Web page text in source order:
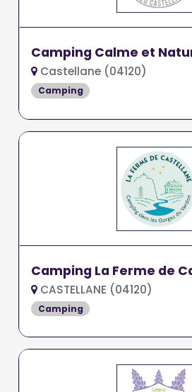
Camping Calme et
Castellane (04120)
Camping
Camping La Ferme de
CASTELLANE (04120)
Camping